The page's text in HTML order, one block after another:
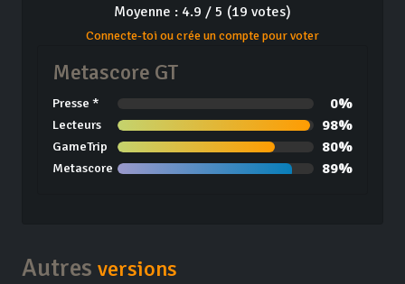
Moyenne : 4.9 / 5 (19 votes)
Connecte-toi ou crée un compte pour voter
Metascore GT
Presse * 0%
Lecteurs 98%
GameTrip 80%
Metascore 89%
Autres versions